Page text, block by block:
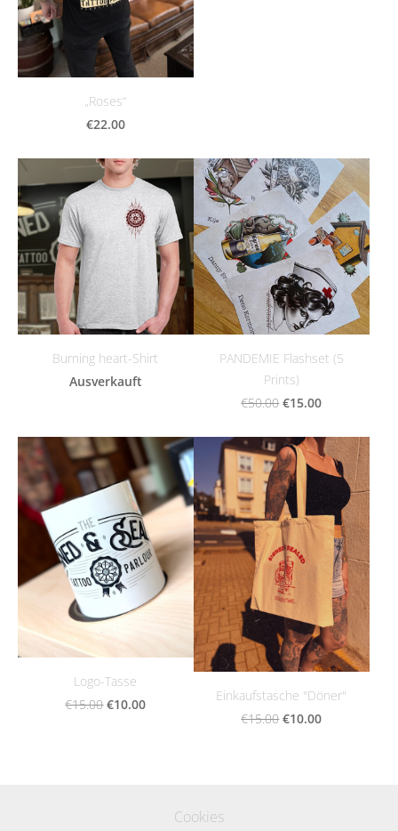
„Roses“
€22.00
Burning heart-Shirt
Ausverkauft
PANDEMIE Flashset (5
Prints)
€50.00 €15.00
Logo-Tasse
€15.00 €10.00
Einkaufstasche "Döner"
€15.00 €10.00
Cookies